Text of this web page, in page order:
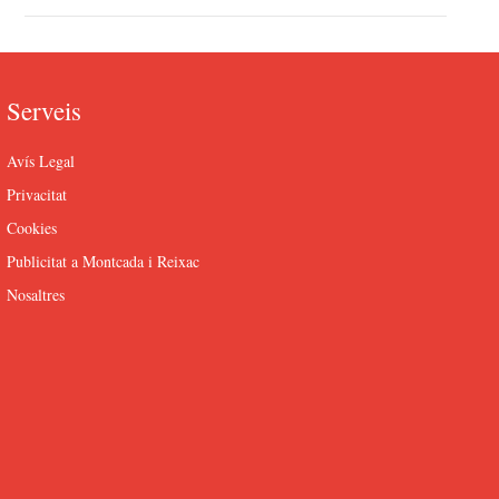
Serveis
Avís Legal
Privacitat
Cookies
Publicitat a Montcada i Reixac
Nosaltres